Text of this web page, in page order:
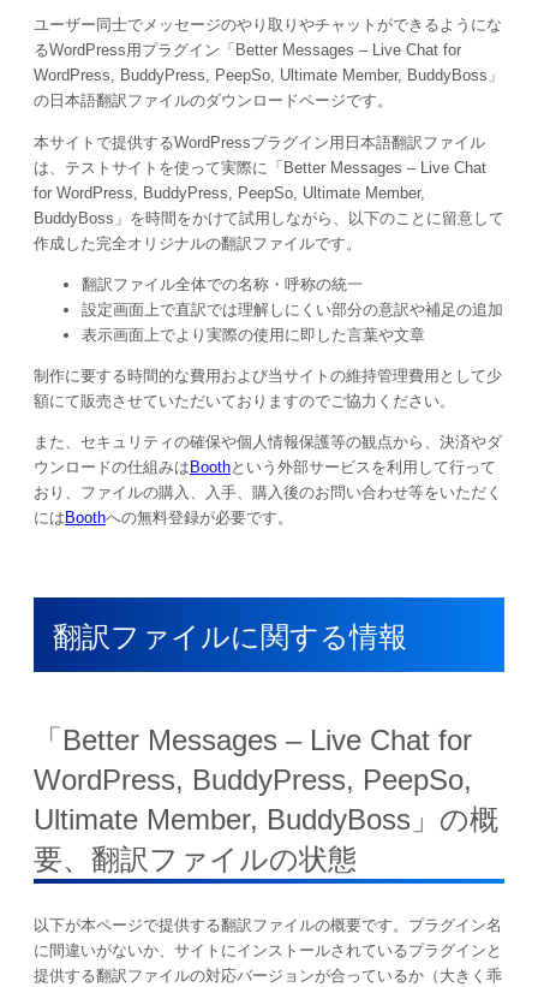
ユーザー同士でメッセージのやり取りやチャットができるようにな
るWordPress用プラグイン「Better Messages – Live Chat for
WordPress, BuddyPress, PeepSo, Ultimate Member, BuddyBoss」
の日本語翻訳ファイルのダウンロードページです。
本サイトで提供するWordPressプラグイン用日本語翻訳ファイル
は、テストサイトを使って実際に「Better Messages – Live Chat
for WordPress, BuddyPress, PeepSo, Ultimate Member,
BuddyBoss 」を時間をかけて試用しながら、以下のことに留意して
作成した完全オリジナルの翻訳ファイルです。
翻訳ファイル全体での名称・呼称の統一
設定画面上で直訳では理解しにくい部分の意訳や補足の追加
表示画面上でより実際の使用に即した言葉や文章
制作に要する時間的な費用および当サイトの維持管理費用として少
額にて販売させていただいておりますのでご協力ください。
また、セキュリティの確保や個人情報保護等の観点から、決済やダ
ウンロードの仕組みは Boothという外部サービスを利用して行って
おり、ファイルの購入、入手、購入後のお問い合わせ等をいただく
には Boothへの無料登録が必要です。
翻訳ファイルに関する情報
「 Better Messages – Live Chat for
WordPress, BuddyPress, PeepSo,
Ultimate Member, BuddyBoss 」の概
要、翻訳ファイルの状態
以下が本ページで提供する翻訳ファイルの概要です。プラグイン名
に間違いがないか、サイトにインストールされているプラグインと
提供する翻訳ファイルの対応バージョンが合っているか（大きく乖